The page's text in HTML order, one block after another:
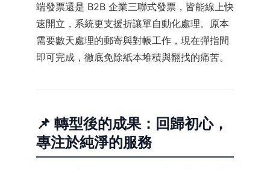
端發票還是 B2B 企業三聯式發票，皆能線上快
速開立，系統更支援折讓單自動化處理。原本
需要數天處理的郵寄與對帳工作，現在彈指間
即可完成，徹底免除紙本堆積與翻找的痛苦。
📌 轉型後的成果：回歸初心，
專注於純淨的服務